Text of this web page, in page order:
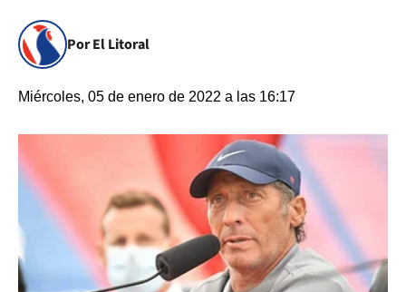
Por El Litoral
Miércoles, 05 de enero de 2022 a las 16:17